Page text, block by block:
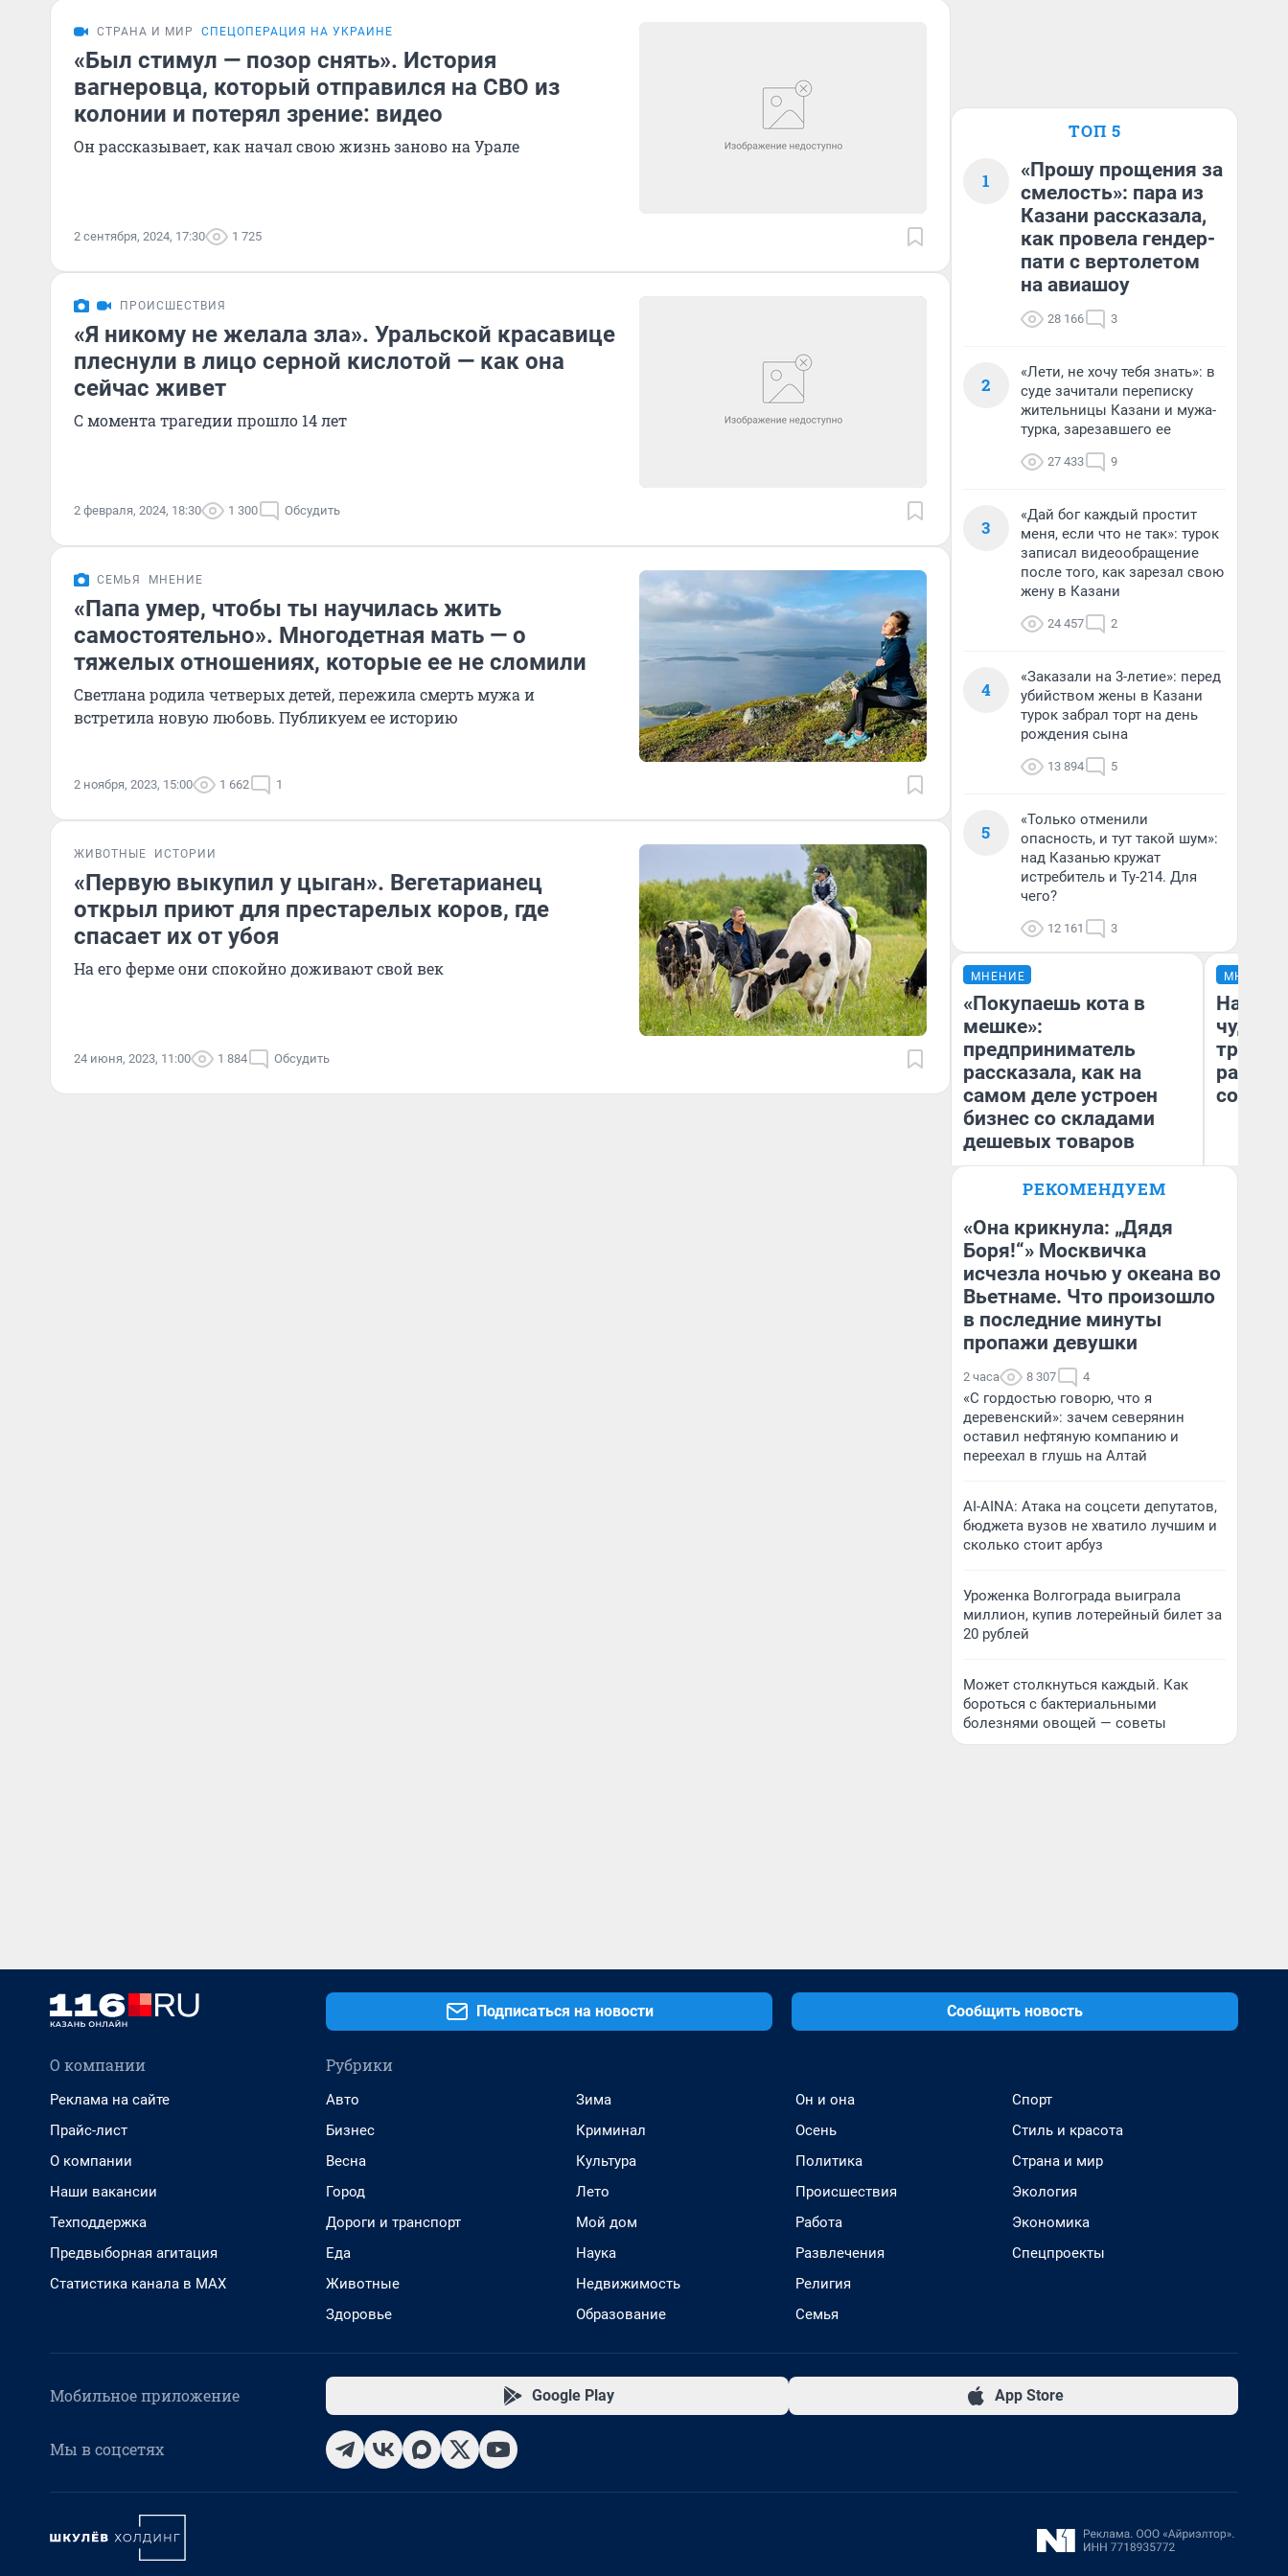
СТРАНА И МИР СПЕЦОПЕРАЦИЯ НА УКРАИНЕ
«Был стимул — позор снять». История
вагнеровца, который отправился на СВО из
колонии и потерял зрение: видео
Он рассказывает, как начал свою жизнь заново на Урале
2 сентября, 2024, 17:30 1 725
ПРОИСШЕСТВИЯ
«Я никому не желала зла». Уральской красавице
плеснули в лицо серной кислотой — как она
сейчас живет
С момента трагедии прошло 14 лет
2 февраля, 2024, 18:30 1 300 Обсудить
СЕМЬЯ МНЕНИЕ
«Папа умер, чтобы ты научилась жить
самостоятельно». Многодетная мать — о
тяжелых отношениях, которые ее не сломили
Светлана родила четверых детей, пережила смерть мужа и
встретила новую любовь. Публикуем ее историю
2 ноября, 2023, 15:00 1 662 1
ЖИВОТНЫЕ ИСТОРИИ
«Первую выкупил у цыган». Вегетарианец
открыл приют для престарелых коров, где
спасает их от убоя
На его ферме они спокойно доживают свой век
24 июня, 2023, 11:00 1 884 Обсудить
ТОП 5
1
«Прошу прощения за
смелость»: пара из
Казани рассказала,
как провела гендер-
пати с вертолетом
на авиашоу
28 166 3
2
«Лети, не хочу тебя знать»: в
суде зачитали переписку
жительницы Казани и мужа-
турка, зарезавшего ее
27 433 9
3
«Дай бог каждый простит
меня, если что не так»: турок
записал видеообращение
после того, как зарезал свою
жену в Казани
24 457 2
4
«Заказали на 3-летие»: перед
убийством жены в Казани
турок забрал торт на день
рождения сына
13 894 5
5
«Только отменили
опасность, и тут такой шум»:
над Казанью кружат
истребитель и Ту-214. Для
чего?
12 161 3
МНЕНИЕ
«Покупаешь кота в
мешке»:
предприниматель
рассказала, как на
самом деле устроен
бизнес со складами
дешевых товаров
Наталья Шорохова
деньги соцразвития
МНЕНИЕ
чудом
РЕКОМЕНДУЕМ
«Она крикнула: „Дядя
Боря!“» Москвичка
исчезла ночью у океана во
Вьетнаме. Что произошло
в последние минуты
пропажи девушки
2 часа 8 307 4
«С гордостью говорю, что я
деревенский»: зачем северянин
оставил нефтяную компанию и
переехал в глушь на Алтай
AI-AINA: Атака на соцсети депутатов,
бюджета вузов не хватило лучшим и
сколько стоит арбуз
Уроженка Волгограда выиграла
миллион, купив лотерейный билет за
20 рублей
Может столкнуться каждый. Как
бороться с бактериальными
болезнями овощей — советы
Подписаться на новости Сообщить новость
О компании
Реклама на сайте
Прайс-лист
О компании
Наши вакансии
Техподдержка
Предвыборная агитация
Статистика канала в MAX
Рубрики
Авто
Бизнес
Весна
Город
Дороги и транспорт
Еда
Животные
Здоровье
Зима
Криминал
Культура
Лето
Мой дом
Наука
Недвижимость
Образование
Он и она
Осень
Политика
Происшествия
Работа
Развлечения
Религия
Семья
Спорт
Стиль и красота
Страна и мир
Экология
Экономика
Спецпроекты
Мобильное приложение Google Play App Store
Мы в соцсетях